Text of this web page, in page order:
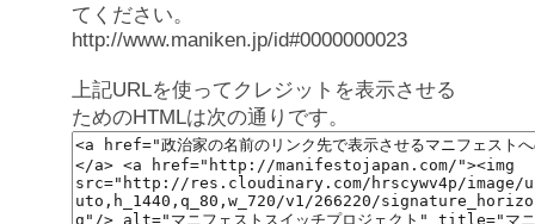
てください。
http://www.maniken.jp/id#0000000023
上記URLを使ってクレジットを表示させる
ためのHTMLは次の通りです。